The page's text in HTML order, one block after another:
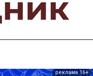
реклама 16+